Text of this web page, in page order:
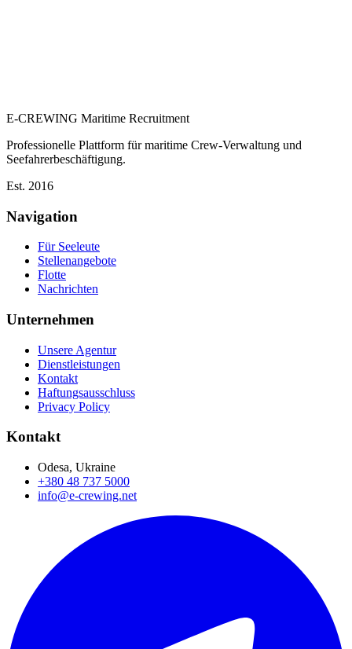
E-CREWING Maritime Recruitment
Professionelle Plattform für maritime Crew-Verwaltung und
Seefahrerbeschäftigung.
Est. 2016
Navigation
Für Seeleute
Stellenangebote
Flotte
Nachrichten
Unternehmen
Unsere Agentur
Dienstleistungen
Kontakt
Haftungsausschluss
Privacy Policy
Kontakt
Odesa, Ukraine
+380 48 737 5000
info@e-crewing.net